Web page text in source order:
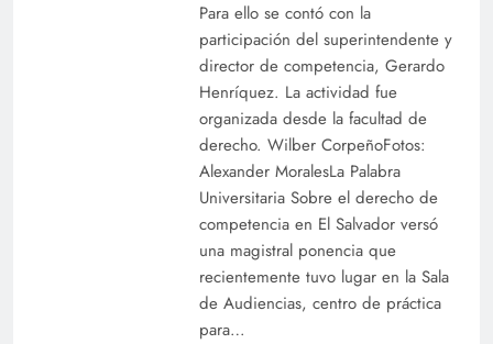
Para ello se contó con la
participación del superintendente y
director de competencia, Gerardo
Henríquez. La actividad fue
organizada desde la facultad de
derecho. Wilber CorpeñoFotos:
Alexander MoralesLa Palabra
Universitaria Sobre el derecho de
competencia en El Salvador versó
una magistral ponencia que
recientemente tuvo lugar en la Sala
de Audiencias, centro de práctica
para…